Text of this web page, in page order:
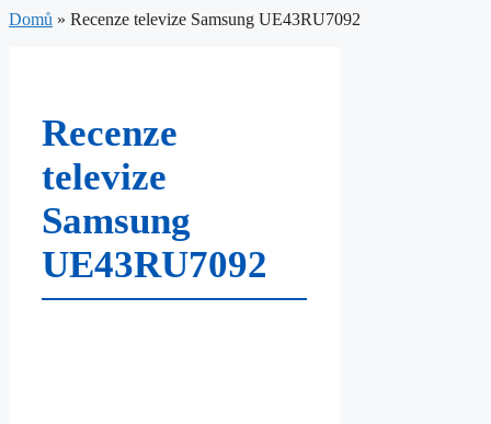
Domů » Recenze televize Samsung UE43RU7092
Recenze
televize
Samsung
UE43RU7092